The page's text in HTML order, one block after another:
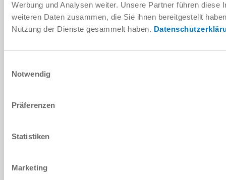
Werbung und Analysen weiter. Unsere Partner führen diese
weiteren Daten zusammen, die Sie ihnen bereitgestellt
Nutzung der Dienste gesammelt haben.
Notwendig
Präferenzen
Statistiken
Marketing
Descargar datos CAD